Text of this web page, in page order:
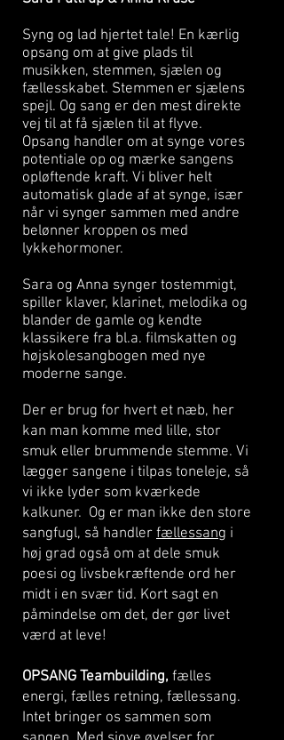
Syng og lad hjertet tale! En kærlig
opsang om at give plads til
musikken, stemmen, sjælen og
fællesskabet. Stemmen er sjælens
spejl. Og sang er den mest direkte
vej til at få sjælen til at flyve.
Opsang handler om at synge vores
potentiale op og mærke sangens
opløftende kraft. Vi bliver helt
automatisk glade af at synge, især
når vi synger sammen med andre
belønner kroppen os med
lykkehormoner.
Sara og Anna synger tostemmigt,
spiller klaver, klarinet, melodika og
blander de gamle og kendte
klassikere fra bl.a. filmskatten og
højskolesangbogen med nye
moderne sange.
Der er brug for hvert et næb, her
kan man komme med lille, stor
smuk eller brummende stemme. Vi
lægger sangene i tilpas toneleje, så
vi ikke lyder som kværkede
kalkuner. Og er man ikke den store
sangfugl, så handler fællessang i
høj grad også om at dele smuk
poesi og livsbekræftende ord her
midt i en svær tid. Kort sagt en
påmindelse om det, der gør livet
værd at leve!
OPSANG Teambuilding, fælles
energi, fælles retning, fællessang.
Intet bringer os sammen som